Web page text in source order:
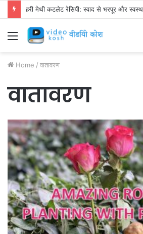
हरी मेथी कटलेट रेसिपी: स्वाद से भरपूर और स्वस्थ
Menu
Home / वातावरण
वातावरण